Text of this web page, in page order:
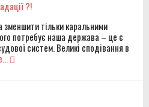
зменшити тільки каральними
потребує наша держава – це є
систем. Великі сподівання в